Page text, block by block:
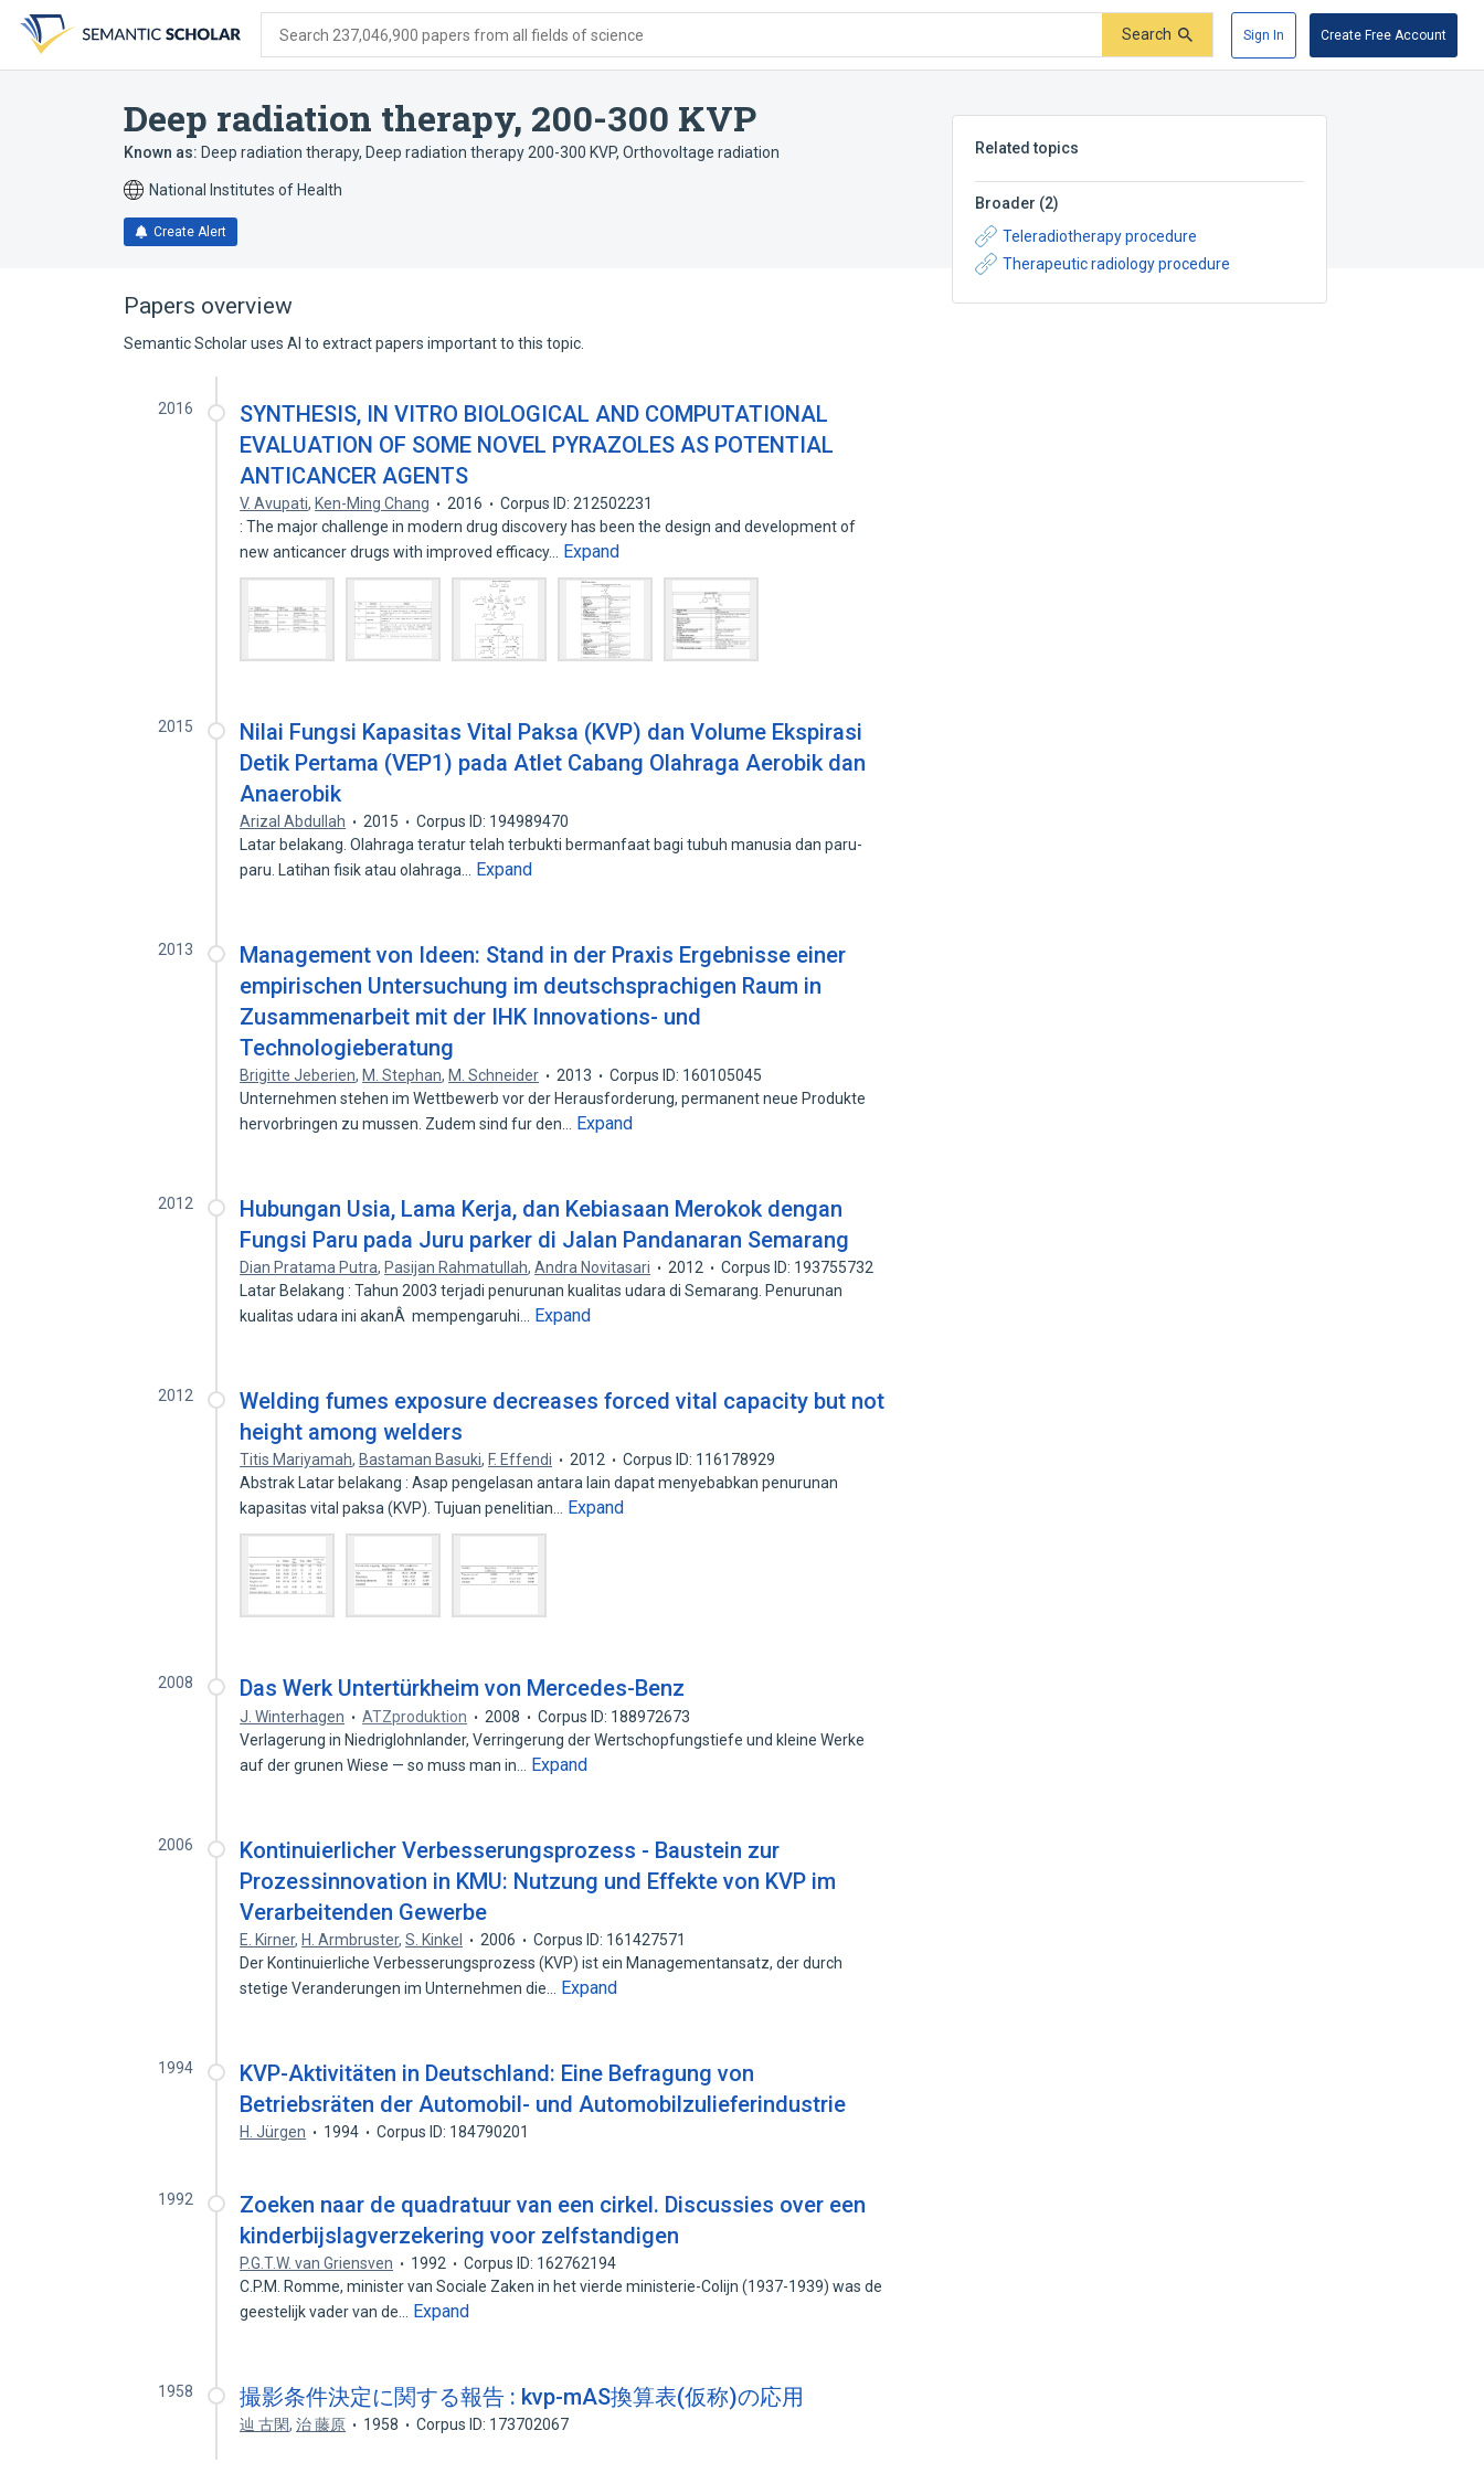
search
form
content
account
menu
Search 237,046,900 papers from all fields of science Search Sign In Create Free Account
Deep radiation therapy, 200-300 KVP
Known as: Deep radiation therapy, Deep radiation therapy 200-300 KVP, Orthovoltage radiation
National Institutes of Health
Create Alert
Related topics
Broader (2)
Teleradiotherapy procedure
Therapeutic radiology procedure
Papers overview
Semantic Scholar uses AI to extract papers important to this topic.
2016
SYNTHESIS, IN VITRO BIOLOGICAL AND COMPUTATIONAL
EVALUATION OF SOME NOVEL PYRAZOLES AS POTENTIAL
ANTICANCER AGENTS
V. Avupati, Ken-Ming Chang 2016
Corpus ID: 212502231
: The major challenge in modern drug discovery has been the design and development of
new anticancer drugs with improved efficacy…
Expand
2015
Nilai Fungsi Kapasitas Vital Paksa (KVP) dan Volume Ekspirasi
Detik Pertama (VEP1) pada Atlet Cabang Olahraga Aerobik dan
Anaerobik
Arizal Abdullah 2015
Corpus ID: 194989470
Latar belakang. Olahraga teratur telah terbukti bermanfaat bagi tubuh manusia dan paru-
paru. Latihan fisik atau olahraga…
Expand
2013
Management von Ideen: Stand in der Praxis Ergebnisse einer
empirischen Untersuchung im deutschsprachigen Raum in
Zusammenarbeit mit der IHK Innovations- und
Technologieberatung
Brigitte Jeberien, M. Stephan, M. Schneider 2013
Corpus ID: 160105045
Unternehmen stehen im Wettbewerb vor der Herausforderung, permanent neue Produkte
hervorbringen zu mussen. Zudem sind fur den…
Expand
2012
Hubungan Usia, Lama Kerja, dan Kebiasaan Merokok dengan
Fungsi Paru pada Juru parker di Jalan Pandanaran Semarang
Dian Pratama Putra, Pasijan Rahmatullah,Andra Novitasari 2012
Corpus ID: 193755732
Latar Belakang : Tahun 2003 terjadi penurunan kualitas udara di Semarang. Penurunan
kualitas udara ini akanÂ mempengaruhi…
Expand
2012
Welding fumes exposure decreases forced vital capacity but not
height among welders
Titis Mariyamah, Bastaman Basuki, F. Effendi 2012
Corpus ID: 116178929
Abstrak Latar belakang : Asap pengelasan antara lain dapat menyebabkan penurunan
kapasitas vital paksa (KVP). Tujuan penelitian…
Expand
2008 Das Werk Untertürkheim von Mercedes-Benz
J. Winterhagen ATZproduktion 2008
Corpus ID: 188972673
Verlagerung in Niedriglohnlander, Verringerung der Wertschopfungstiefe und kleine Werke
auf der grunen Wiese — so muss man in…
Expand
2006
Kontinuierlicher Verbesserungsprozess - Baustein zur
Prozessinnovation in KMU: Nutzung und Effekte von KVP im
Verarbeitenden Gewerbe
E. Kirner, H. Armbruster,S. Kinkel 2006
Corpus ID: 161427571
Der Kontinuierliche Verbesserungsprozess (KVP) ist ein Managementansatz, der durch
stetige Veranderungen im Unternehmen die…
Expand
1994
KVP-Aktivitäten in Deutschland: Eine Befragung von
Betriebsräten der Automobil- und Automobilzulieferindustrie
H. Jürgen 1994 Corpus ID: 184790201
1992
Zoeken naar de quadratuur van een cirkel. Discussies over een
kinderbijslagverzekering voor zelfstandigen
P.G.T.W. van Griensven 1992
Corpus ID: 162762194
C.P.M. Romme, minister van Sociale Zaken in het vierde ministerie-Colijn (1937-1939) was de
geestelijk vader van de…
Expand
1958 撮影条件決定に関する報告 : kvp-mAS換算表(仮称)の応用
辿 古閑,治 藤原 1958 Corpus ID: 173702067